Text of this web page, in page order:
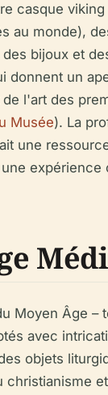
casque
au monde),
bijoux et
donnent un
l'art des
Musée). La
une
expérience
Moyen Âge –
avec
objets
christianisme